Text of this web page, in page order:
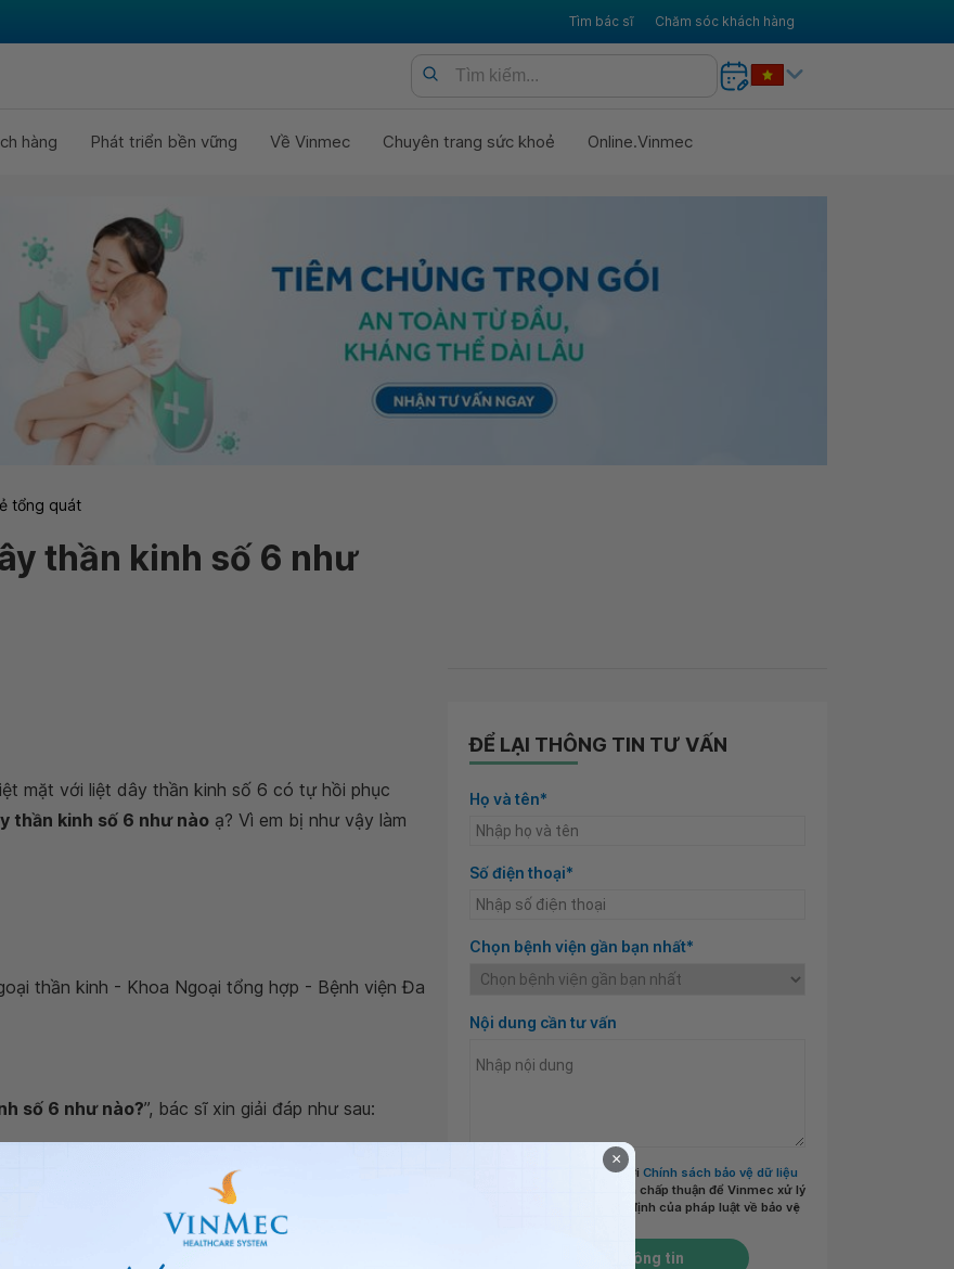
Tìm bác sĩ Chăm sóc khách hàng
hàng Phát triển bền vững Về Vinmec Chuyên trang sức khoẻ Online.Vinmec
tổng quát
thần kinh số 6 như
mặt với liệt dây thần kinh số 6 có tự hồi phục
thần kinh số 6 như nào ạ? Vì em bị như vậy làm
thần kinh - Khoa Ngoại tổng hợp - Bệnh viện Đa
số 6 như nào?”, bác sĩ xin giải đáp như sau:
số 6, một bên hoặc 2 bên, tổn thương hoàn
bạn, bạn cần đến khám bác sĩ chuyên khoa
xác về tình trạng lâm sàng hiện tại để có
ĐỂ LẠI THÔNG TIN TƯ VẤN
Họ và tên*
Số điện thoại*
Chọn bệnh viện gần bạn nhất*
Nội dung cần tư vấn
Tôi đã đọc và đồng ý với Chính sách bảo vệ dữ liệu
và chấp thuận để Vinmec xử lý
DLCN của tôi theo quy định của pháp luật về bảo vệ
Gửi thông tin
×